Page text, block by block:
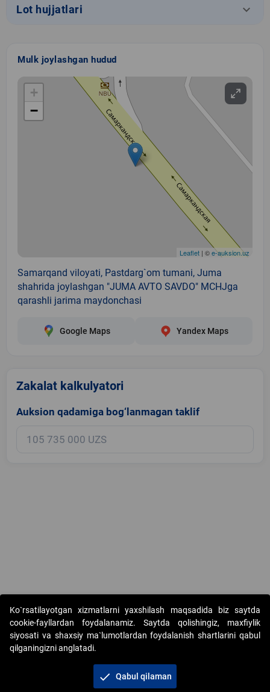
Lot hujjatlari keyboard_arrow_down
Mulk joylashgan hudud
+
−
Leaflet | ©e-auksion.uz
Samarqand viloyati, Pastdarg`om tumani, Juma
shahrida joylashgan "JUMA AVTO SAVDO" MCHJga
qarashli jarima maydonchasi
Google Maps Yandex Maps
Zakalat kalkulyatori
Auksion qadamiga bog‘lanmagan taklif
Copyright © 2017-2026. "Elektron onlayn-auksionlarni tashkil etish"
AJ. Barcha huquqlar himoyalangan
+998 71 202-21-11
Ko`rsatilayotgan xizmatlarni yaxshilash maqsadida biz saytda
cookie-fayllardan foydalanamiz. Saytda qolishingiz, maxfiylik
siyosati va shaxsiy ma`lumotlardan foydalanish shartlarini qabul
qilganingizni anglatadi.
check Qabul qilaman